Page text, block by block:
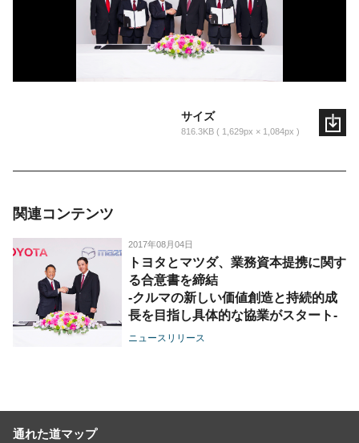
サイズ
816.3KB 1,629px × 1,084px
関連コンテンツ
2017年08月04日
トヨタとマツダ、業務資本提携に関す
る合意書を締結
-クルマの新しい価値創造と持続的成
長を目指し具体的な協業がスタート-
ニュースリリース
通れた道マップ